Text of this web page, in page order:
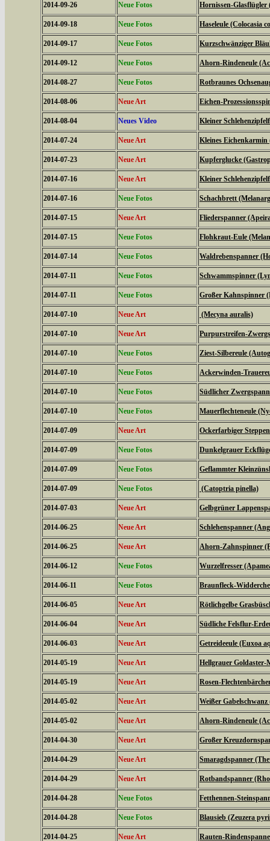
2014-09-26 Neue Fotos Hornissen-Glasflügler
2014-09-18 Neue Fotos Haseleule (Colocasia
2014-09-17 Neue Fotos Kurzschwänziger
2014-09-12 Neue Fotos Ahorn-Rindeneule
2014-08-27 Neue Fotos Rotbraunes
2014-08-06 Neue Art Eichen-
2014-08-04 Neues Video Kleiner
2014-07-24 Neue Art Kleines Eichenkarmin
2014-07-23 Neue Art Kupferglucke
2014-07-16 Neue Art Kleiner
2014-07-16 Neue Fotos Schachbrett
2014-07-15 Neue Art Fliederspanner
2014-07-15 Neue Fotos Flohkraut-Eule
2014-07-14 Neue Fotos Waldrebenspanner
2014-07-11 Neue Fotos Schwammspinner
2014-07-11 Neue Fotos Großer Kahnspinner
2014-07-10 Neue Art (Mecyna auralis)
2014-07-10 Neue Art Purpurstreifen-
2014-07-10 Neue Fotos Ziest-Silbereule
2014-07-10 Neue Fotos Ackerwinden-
2014-07-10 Neue Fotos Südlicher
2014-07-10 Neue Fotos Mauerflechteneule
2014-07-09 Neue Art Ockerfarbiger
2014-07-09 Neue Fotos Dunkelgrauer
2014-07-09 Neue Fotos Geflammter
2014-07-09 Neue Fotos (Catoptria pinella)
2014-07-03 Neue Art Gelbgrüner
2014-06-25 Neue Art Schlehenspanner
2014-06-25 Neue Art Ahorn-Zahnspinner
2014-06-12 Neue Fotos Wurzelfresser
2014-06-11 Neue Fotos Braunfleck-
2014-06-05 Neue Art Rötlichgelbe
2014-06-04 Neue Art Südliche Felsflur-
2014-06-03 Neue Art Getreideeule (Euxoa
2014-05-19 Neue Art Hellgrauer
2014-05-19 Neue Art Rosen-
2014-05-02 Neue Art Weißer
2014-05-02 Neue Art Ahorn-Rindeneule
2014-04-30 Neue Art Großer
2014-04-29 Neue Art Smaragdspanner
2014-04-29 Neue Art Rotbandspanner
2014-04-28 Neue Fotos Fetthennen-
2014-04-28 Neue Fotos Blausieb (Zeuzera
2014-04-25 Neue Art Rauten-